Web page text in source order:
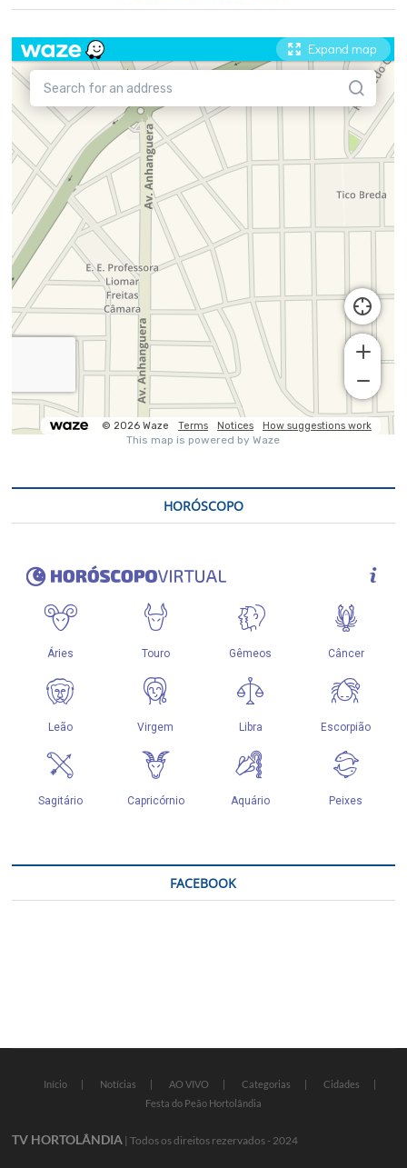
HORÓSCOPO
FACEBOOK
Início Notícias AO VIVO Categorias
Cidades
Festa do Peão Hortolândia
TV HORTOLÂNDIA | Todos os direitos rezervados - 2024